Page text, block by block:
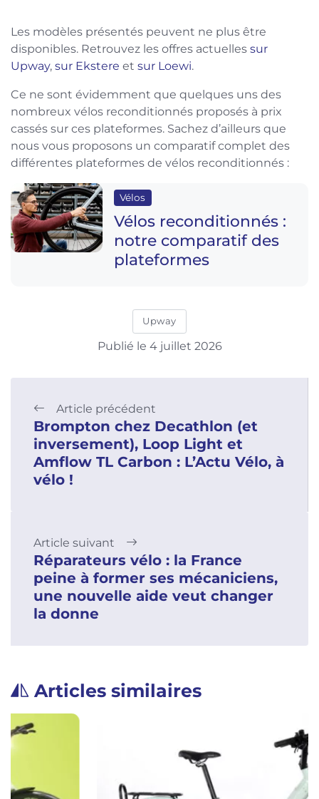
Les modèles présentés peuvent ne plus être
disponibles. Retrouvez les offres actuelles sur
Upway, sur Ekstere et sur Loewi.
Ce ne sont évidemment que quelques uns des
nombreux vélos reconditionnés proposés à prix
cassés sur ces plateformes. Sachez d’ailleurs que
nous vous proposons un comparatif complet des
différentes plateformes de vélos reconditionnés :
Vélos
Vélos reconditionnés :
notre comparatif des
plateformes
Upway
Publié le 4 juillet 2026
Article précédent
Brompton chez Decathlon (et
inversement), Loop Light et
Amflow TL Carbon : L’Actu Vélo, à
vélo !
Article suivant
Réparateurs vélo : la France
peine à former ses mécaniciens,
une nouvelle aide veut changer
la donne
Articles similaires